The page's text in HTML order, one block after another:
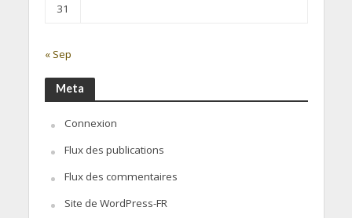
31
« Sep
Meta
Connexion
Flux des publications
Flux des commentaires
Site de WordPress-FR